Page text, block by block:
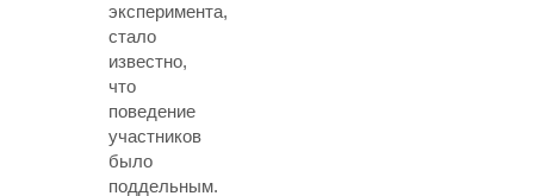
эксперимента,
стало
известно,
что
поведение
участников
было
поддельным.